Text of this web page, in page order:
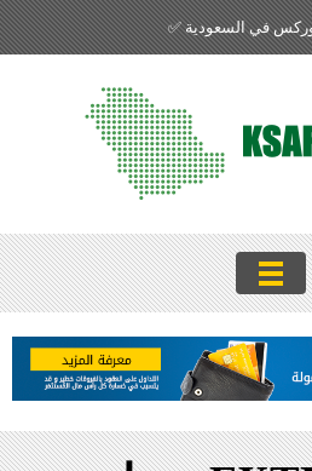
في السعودية ✅